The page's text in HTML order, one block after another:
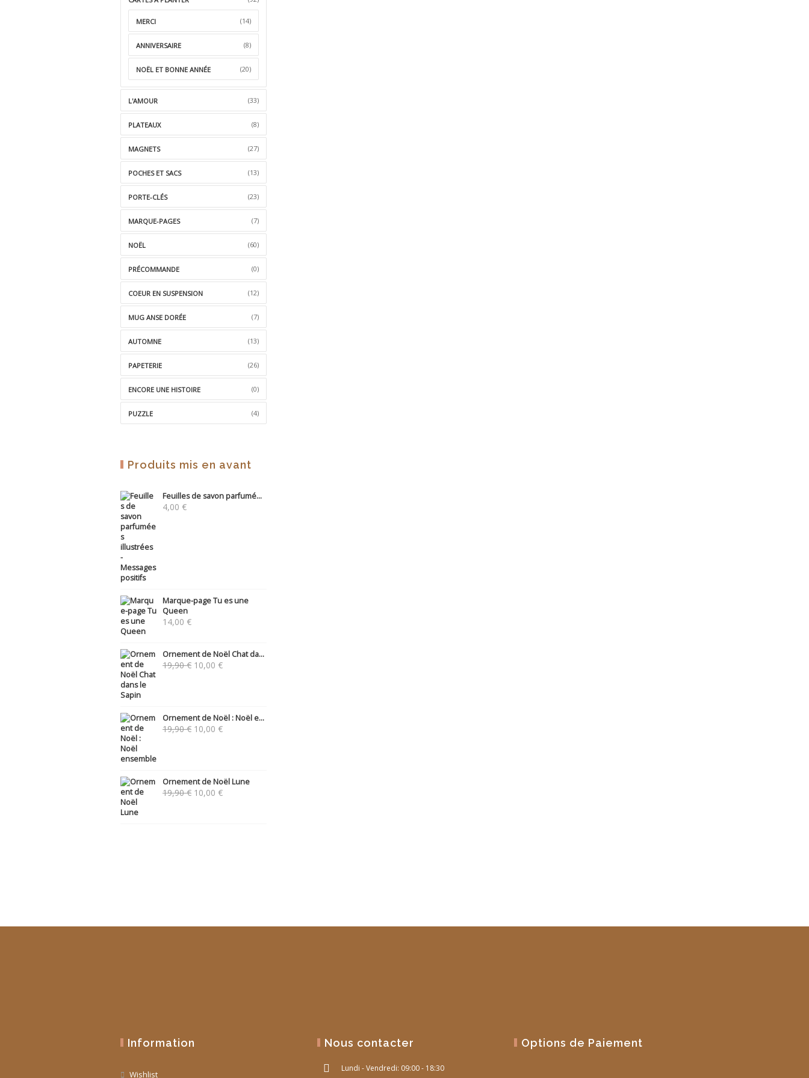
MERCI (14)
ANNIVERSAIRE (8)
NOËL ET BONNE ANNÉE (20)
L'AMOUR (33)
PLATEAUX (8)
MAGNETS (27)
POCHES ET SACS (13)
PORTE-CLÉS (23)
MARQUE-PAGES (7)
NOËL (60)
PRÉCOMMANDE (0)
COEUR EN SUSPENSION (12)
MUG ANSE DORÉE (7)
AUTOMNE (13)
PAPETERIE (26)
ENCORE UNE HISTOIRE (0)
PUZZLE (4)
Produits mis en avant
Feuilles de savon parfumé...
4,00 €
Marque-page Tu es une
Queen
14,00 €
Ornement de Noël Chat da...
19,90€ Le
10,00 €Le
Ornement de Noël : Noël e...
19,90€ Le
10,00 €Le
Ornement de Noël Lune
19,90€ Le
10,00 €Le
Information
Wishlist
Nous contacter
Lundi - Vendredi: 09:00 - 18:30
Options de Paiement